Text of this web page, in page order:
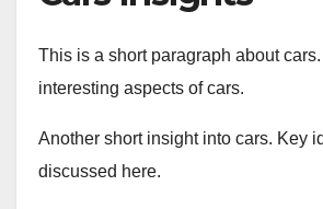
This is a short paragraph about
interesting aspects of cars.
Another short insight into cars. Key
discussed here.